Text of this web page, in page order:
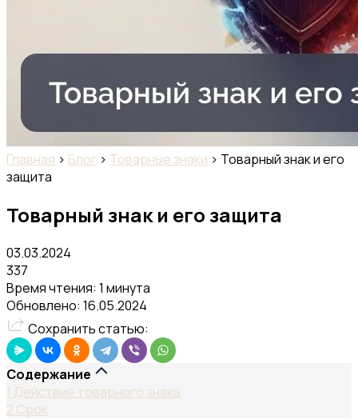
Главная › Блог › Товарные знаки › Товарный знак и его
защита
Товарный знак и его защита
03.03.2024
337
Время чтения: 1 минута
Обновлено: 16.05.2024
Сохранить статью:
Содержание
1 Действие товарного знака
2 Срок